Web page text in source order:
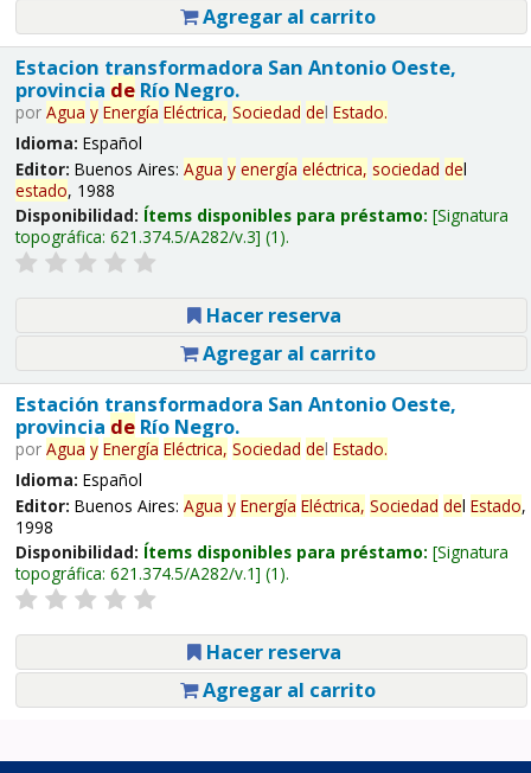
Agregar al carrito
Estacion transformadora San Antonio Oeste,
provincia deRío Negro.
por Agua y Energía Eléctrica, Sociedad del Estado.
Idioma: Español
Editor: Buenos Aires: Agua y energía eléctrica, sociedad del
estado, 1988
Disponibilidad: Ítems disponibles para préstamo: Signatura
topográfica: 621.374.5/A282/v.3 (1).
Hacer reserva
Agregar al carrito
Estación transformadora San Antonio Oeste,
provincia deRío Negro.
por Agua y Energía Eléctrica, Sociedad del Estado.
Idioma: Español
Editor: Buenos Aires: Agua y Energía Eléctrica, Sociedad del Estado,
1998
Disponibilidad: Ítems disponibles para préstamo: Signatura
topográfica: 621.374.5/A282/v.1 (1).
Hacer reserva
Agregar al carrito